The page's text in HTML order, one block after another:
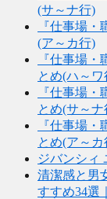
(サ～ナ行)
『仕事場
(ア～カ行)
『仕事場
とめ(ハ～ワ
『仕事場
とめ(サ～ナ
『仕事場
とめ(ア～カ
ジバンシィ
清潔感と男
すすめ34選